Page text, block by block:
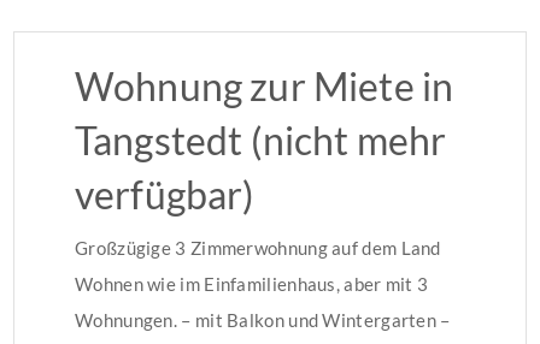
Wohnung zur Miete in
Tangstedt (nicht mehr
verfügbar)
Großzügige 3 Zimmerwohnung auf dem Land
Wohnen wie im Einfamilienhaus, aber mit 3
Wohnungen. – mit Balkon und Wintergarten –